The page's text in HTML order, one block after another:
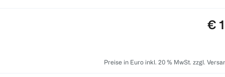
€
Preise in Euro inkl. 20 % MwSt. zzgl.